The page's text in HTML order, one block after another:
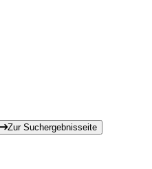
Zur Suchergebnisseite